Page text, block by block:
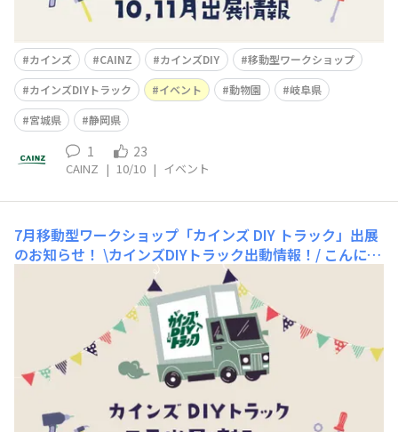
カインズ CAINZ カインズDIY
移動型ワークショップ
カインズDIYトラック
イベント 動物園
岐阜県
宮城県
静岡県
1 23
CAINZ | 10/10 | イベント
7月移動型ワークショップ「カインズ DIY トラック」出展
のお知らせ！ \カインズDIYトラック出動情報！/ こんにち
は😊カインズです！本日は移動型ワークショップ「カイ
ンズ DIY トラック」7月出展のお知らせです📢【親子で楽
しむ夏休み工作デー】📅日時7月20日（日） 10:00〜17:
00📍場所カインズ 浜松都田テクノ店 正面入り口🕰️時間1
0:00〜17: